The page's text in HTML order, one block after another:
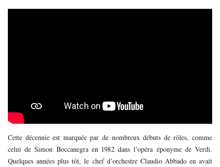
Cette décennie est marquée par de nombreux débuts de rôles, comme
celui de Simon Boccanegra en 1982 dans l’opéra éponyme de Verdi.
Quelques années plus tôt, le chef d’orchestre Claudio Abbado en avait